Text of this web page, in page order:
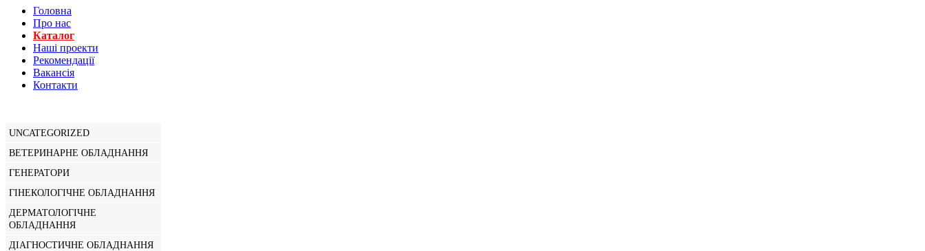
Головна
Про нас
Каталог
Нашi проекти
Рекомендації
Вакансiя
Контакти
UNCATEGORIZED
ВЕТЕРИНАРНЕ ОБЛАДНАННЯ
ГЕНЕРАТОРИ
ГІНЕКОЛОГІЧНЕ ОБЛАДНАННЯ
ДЕРМАТОЛОГІЧНЕ
ОБЛАДНАННЯ
ДІАГНОСТИЧНЕ ОБЛАДНАННЯ